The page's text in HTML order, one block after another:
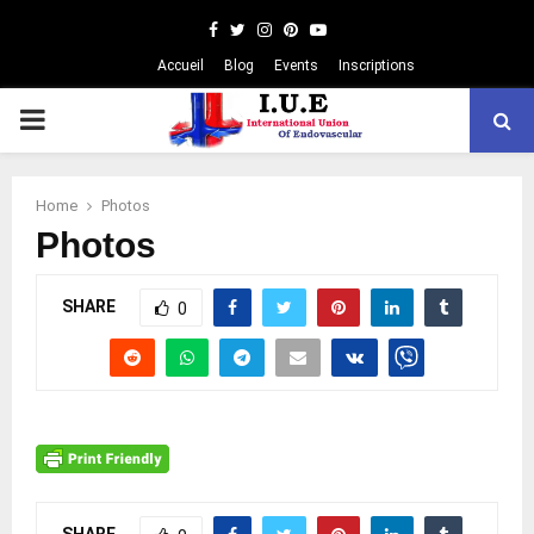
Facebook
TwitterInstagram
Pinterest
Youtube
Accueil Blog Events Inscriptions
PRIMARY
Home Photos
Photos
SHARE 0